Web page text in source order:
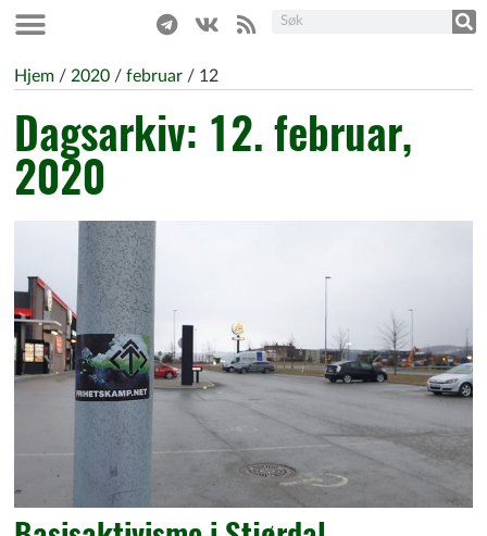
Hjem / 2020 / februar / 12
Dagsarkiv: 12. februar,
2020